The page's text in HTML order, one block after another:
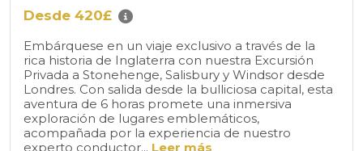
Desde 420£
Embárquese en un viaje exclusivo a través de la
rica historia de Inglaterra con nuestra Excursión
Privada a Stonehenge, Salisbury y Windsor desde
Londres. Con salida desde la bulliciosa capital, esta
aventura de 6 horas promete una inmersiva
exploración de lugares emblemáticos,
acompañada por la experiencia de nuestro
experto conductor... Leer más